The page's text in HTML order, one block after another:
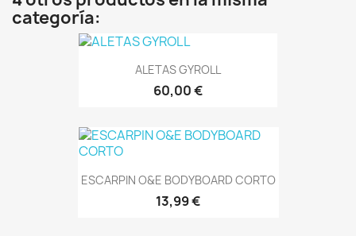
categoría:
ALETAS GYROLL
60,00 €
ESCARPIN O&E BODYBOARD CORTO
13,99 €